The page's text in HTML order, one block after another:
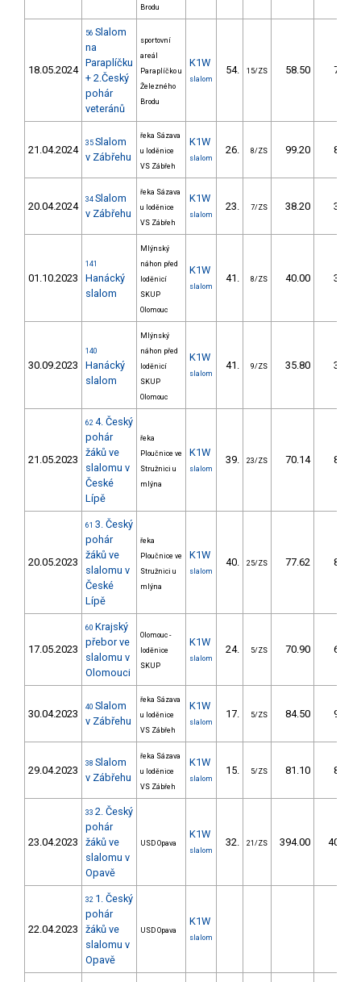
Brodu
18.05.2024
56 Slalom
na
Paraplíčku
+ 2.Český
pohár
veteránů
sportovní
areál
Paraplíčko u
Železného
Brodu
K1W
slalom
54. 15/ZS 58.50 71,8
21.04.2024
35 Slalom
v Zábřehu
řeka Sázava
u loděnice
VS Zábřeh
K1W
slalom
26. 8/ZS 99.20 89,3
20.04.2024
34 Slalom
v Zábřehu
řeka Sázava
u loděnice
VS Zábřeh
K1W
slalom
23. 7/ZS 38.20 34,4
01.10.2023
141
Hanácký
slalom
Mlýnský
náhon před
loděnicí
SKUP
Olomouc
K1W
slalom
41. 8/ZS 40.00 39,1
30.09.2023
140
Hanácký
slalom
Mlýnský
náhon před
loděnicí
SKUP
Olomouc
K1W
slalom
41. 9/ZS 35.80 37,2
21.05.2023
62 4. Český
pohár
žáků ve
slalomu v
České
Lípě
řeka
Ploučnice ve
Stružnici u
mlýna
K1W
slalom
39. 23/ZS 70.14 85,6
20.05.2023
61 3. Český
pohár
žáků ve
slalomu v
České
Lípě
řeka
Ploučnice ve
Stružnici u
mlýna
K1W
slalom
40. 25/ZS 77.62 88,3
17.05.2023
60 Krajský
přebor ve
slalomu v
Olomouci
Olomouc -
loděnice
SKUP
K1W
slalom
24. 5/ZS 70.90 69,7
30.04.2023
40 Slalom
v Zábřehu
řeka Sázava
u loděnice
VS Zábřeh
K1W
slalom
17. 5/ZS 84.50 90,4
29.04.2023
38 Slalom
v Zábřehu
řeka Sázava
u loděnice
VS Zábřeh
K1W
slalom
15. 5/ZS 81.10 82,0
23.04.2023
33 2. Český
pohár
žáků ve
slalomu v
Opavě
USD Opava
K1W
slalom
32. 21/ZS 394.00 406,8
22.04.2023
32 1. Český
pohár
žáků ve
slalomu v
Opavě
USD Opava
K1W
slalom